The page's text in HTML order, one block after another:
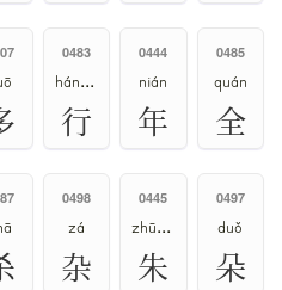
0483
háng、xíng
行
0444
nián
年
0485
quán
全
0498
zá
杂
0445
zhū、shú
朱
0497
duǒ
朵